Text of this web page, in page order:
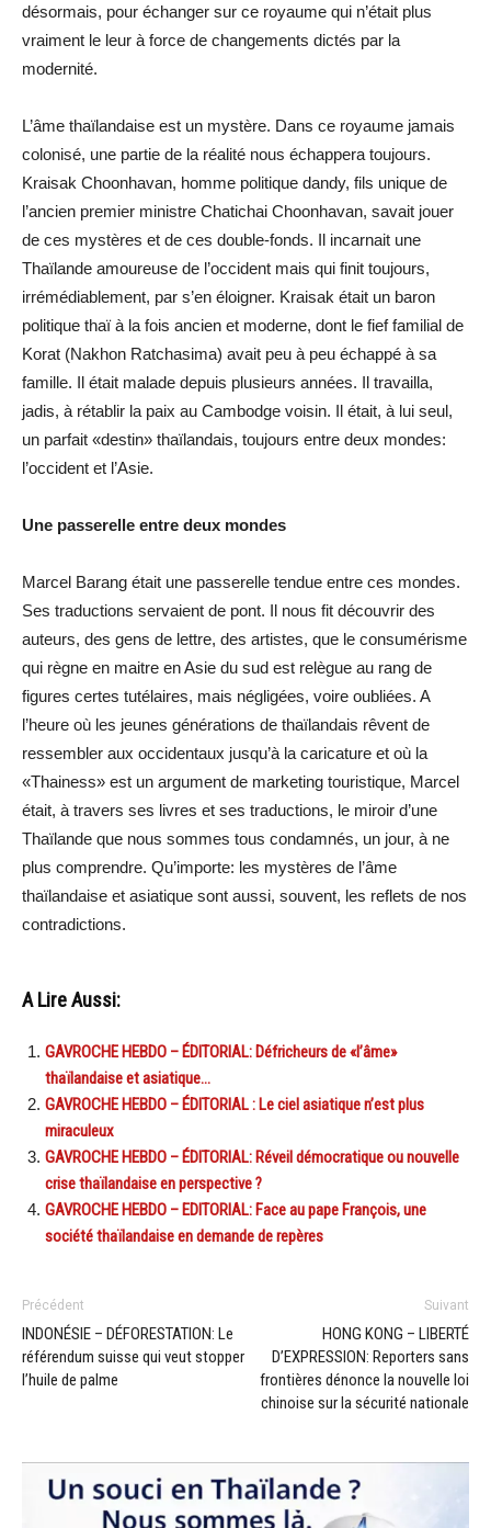
désormais, pour échanger sur ce royaume qui n’était plus
vraiment le leur à force de changements dictés par la
modernité.
L’âme thaïlandaise est un mystère. Dans ce royaume jamais
colonisé, une partie de la réalité nous échappera toujours.
Kraisak Choonhavan, homme politique dandy, fils unique de
l’ancien premier ministre Chatichai Choonhavan, savait jouer
de ces mystères et de ces double-fonds. Il incarnait une
Thaïlande amoureuse de l’occident mais qui finit toujours,
irrémédiablement, par s’en éloigner. Kraisak était un baron
politique thaï à la fois ancien et moderne, dont le fief familial de
Korat (Nakhon Ratchasima) avait peu à peu échappé à sa
famille. Il était malade depuis plusieurs années. Il travailla,
jadis, à rétablir la paix au Cambodge voisin. Il était, à lui seul,
un parfait «destin» thaïlandais, toujours entre deux mondes:
l’occident et l’Asie.
Une passerelle entre deux mondes
Marcel Barang était une passerelle tendue entre ces mondes.
Ses traductions servaient de pont. Il nous fit découvrir des
auteurs, des gens de lettre, des artistes, que le consumérisme
qui règne en maitre en Asie du sud est relègue au rang de
figures certes tutélaires, mais négligées, voire oubliées. A
l’heure où les jeunes générations de thaïlandais rêvent de
ressembler aux occidentaux jusqu’à la caricature et où la
«Thainess» est un argument de marketing touristique, Marcel
était, à travers ses livres et ses traductions, le miroir d’une
Thaïlande que nous sommes tous condamnés, un jour, à ne
plus comprendre. Qu’importe: les mystères de l’âme
thaïlandaise et asiatique sont aussi, souvent, les reflets de nos
contradictions.
A Lire Aussi:
GAVROCHE HEBDO – ÉDITORIAL: Défricheurs de «l’âme»
thaïlandaise et asiatique…
GAVROCHE HEBDO – ÉDITORIAL : Le ciel asiatique n’est plus
miraculeux
GAVROCHE HEBDO – ÉDITORIAL: Réveil démocratique ou nouvelle
crise thaïlandaise en perspective ?
GAVROCHE HEBDO – EDITORIAL: Face au pape François, une
société thaïlandaise en demande de repères
Précédent
INDONÉSIE – DÉFORESTATION: Le
référendum suisse qui veut stopper
l’huile de palme
Suivant
HONG KONG – LIBERTÉ
D’EXPRESSION: Reporters sans
frontières dénonce la nouvelle loi
chinoise sur la sécurité nationale